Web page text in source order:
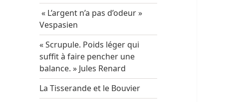
« L’argent n’a pas d’odeur »
Vespasien
« Scrupule. Poids léger qui
suffit à faire pencher une
balance. » Jules Renard
La Tisserande et le Bouvier